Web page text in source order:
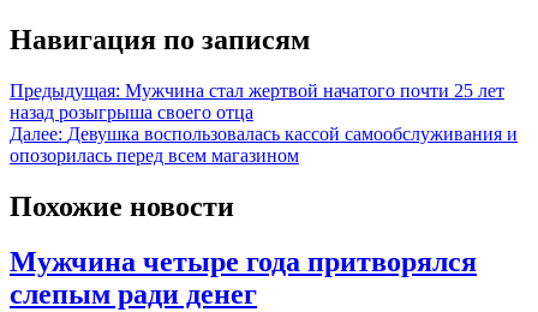
Навигация по записям
Предыдущая: Мужчина стал жертвой начатого почти 25 лет
назад розыгрыша своего отца
Далее: Девушка воспользовалась кассой самообслуживания и
опозорилась перед всем магазином
Похожие новости
Мужчина четыре года притворялся
слепым ради денег